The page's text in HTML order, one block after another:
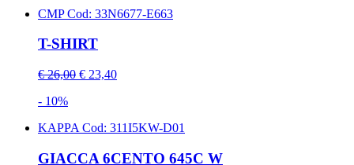
CMPCod: 33N6677-E663
T-SHIRT
€ 26,00 € 23,40
- 10%
KAPPA Cod: 311I5KW-D01
GIACCA 6CENTO 645C W